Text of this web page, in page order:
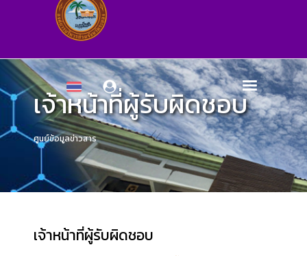
เจ้าหน้าที่ผู้รับผิดชอบ
ศูนย์ข้อมูลข่าวสาร
เจ้าหน้าที่ผู้รับผิดชอบ